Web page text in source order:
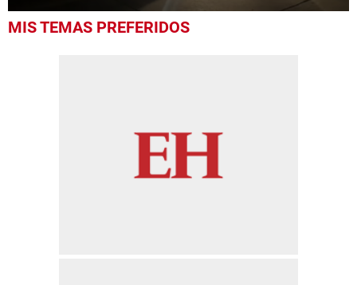
seconds
MIS TEMAS PREFERIDOS